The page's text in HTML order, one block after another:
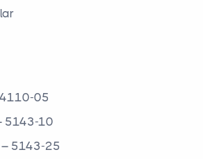
05
5143-10
5143-25